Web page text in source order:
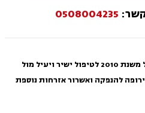
0508004235
פועל משנת 2010 לטיפול ישיר ויעיל מול
להנפקה ואשרור אזרחות נוספת